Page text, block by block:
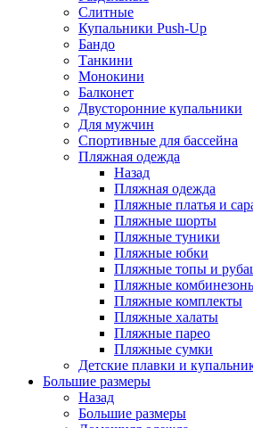
Слитные
Купальники Push-Up
Бандо
Танкини
Монокини
Балконет
Двусторонние купальники
Для мужчин
Спортивные для бассейна
Пляжная одежда
Назад
Пляжная одежда
Пляжные платья и
Пляжные шорты
Пляжные туники
Пляжные юбки
Пляжные топы и
Пляжные
Пляжные комплекты
Пляжные халаты
Пляжные парео
Пляжные сумки
Детские плавки и
Большие размеры
Назад
Большие размеры